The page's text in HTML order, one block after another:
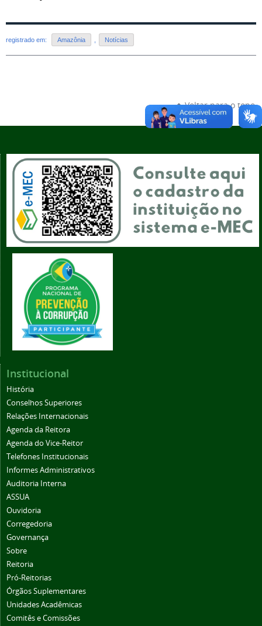
registrado em: Amazônia Notícias
Voltar para o topo
Institucional
História
Conselhos Superiores
Relações Internacionais
Agenda da Reitora
Agenda do Vice-Reitor
Telefones Institucionais
Informes Administrativos
Auditoria Interna
ASSUA
Ouvidoria
Corregedoria
Governança
Sobre
Reitoria
Pró-Reitorias
Órgãos Suplementares
Unidades Acadêmicas
Comitês e Comissões